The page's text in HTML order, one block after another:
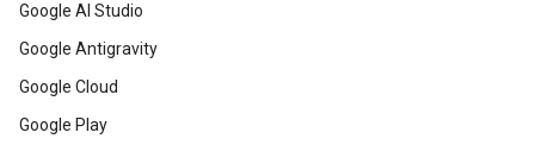
Google AI Studio
Google Antigravity
Google Cloud
Google Play